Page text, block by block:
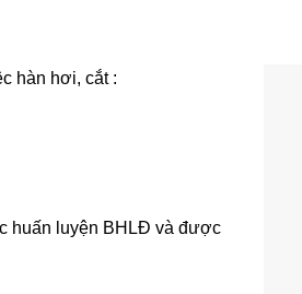
hàn hơi, cắt :
huấn luyện BHLĐ và được